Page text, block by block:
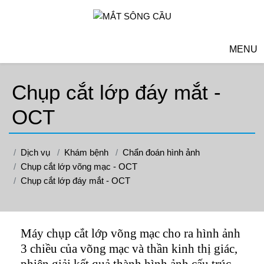
MENU
Chụp cắt lớp đáy mắt -
OCT
Dịch vụ Khám bệnh
Chẩn đoán hình ảnh
Chụp cắt lớp võng mạc - OCT
Chụp cắt lớp đáy mắt - OCT
Máy chụp cắt lớp võng mạc cho ra hình ảnh
3 chiều của võng mạc và thần kinh thị giác,